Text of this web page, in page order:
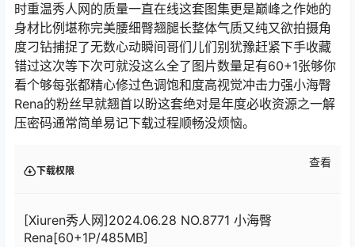
时重温秀人网的质量一直在线这套图集更是巅峰之作她的
身材比例堪称完美腰细臀翘腿长整体气质又纯又欲拍摄角
度刁钻捕捉了无数心动瞬间哥们儿们别犹豫赶紧下手收藏
错过这次等下次可就没这么全了图片数量足有60+1张够你
看个够每张都精心修过色调饱和度高视觉冲击力强小海臀
Rena的粉丝早就翘首以盼这套绝对是年度必收资源之一解
压密码通常简单易记下载过程顺畅没烦恼。
下载权限
查看
[Xiuren秀人网]2024.06.28 NO.8771 小海臀
Rena[60+1P/485MB]